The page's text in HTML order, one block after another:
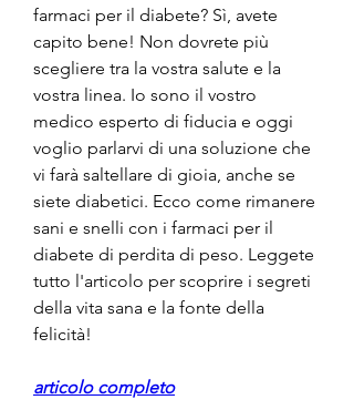
farmaci per il diabete? Sì, avete
capito bene! Non dovrete più
scegliere tra la vostra salute e la
vostra linea. Io sono il vostro
medico esperto di fiducia e oggi
voglio parlarvi di una soluzione che
vi farà saltellare di gioia, anche se
siete diabetici. Ecco come rimanere
sani e snelli con i farmaci per il
diabete di perdita di peso. Leggete
tutto l'articolo per scoprire i segreti
della vita sana e la fonte della
felicità!
articolo completo